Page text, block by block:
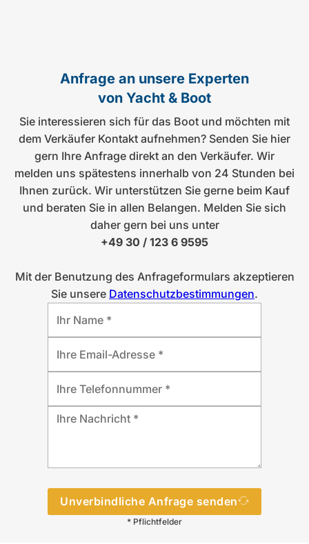
Anfrage an unsere Experten
von Yacht & Boot
Sie interessieren sich für das Boot und möchten mit
dem Verkäufer Kontakt aufnehmen? Senden Sie hier
gern Ihre Anfrage direkt an den Verkäufer. Wir
melden uns spätestens innerhalb von 24 Stunden bei
Ihnen zurück. Wir unterstützen Sie gerne beim Kauf
und beraten Sie in allen Belangen. Melden Sie sich
daher gern bei uns unter
+49 30 / 123 6 9595
Mit der Benutzung des Anfrageformulars akzeptieren
Sie unsere Datenschutzbestimmungen.
Unverbindliche Anfrage senden
* Pflichtfelder